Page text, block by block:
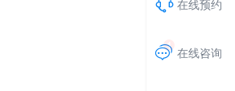
在线预约

1 在线咨询